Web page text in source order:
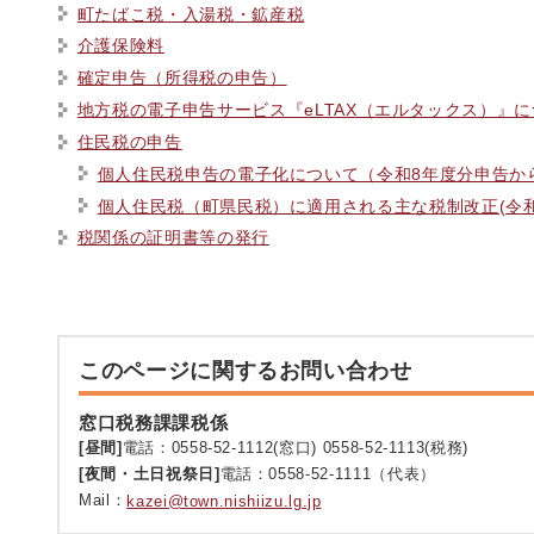
町たばこ税・入湯税・鉱産税
介護保険料
確定申告（所得税の申告）
地方税の電子申告サービス『eLTAX（エルタックス）』に
住民税の申告
個人住民税申告の電子化について（令和8年度分申告か
個人住民税（町県民税）に適用される主な税制改正(令
税関係の証明書等の発行
このページに関するお問い合わせ
窓口税務課課税係
[昼間]電話：0558-52-1112(窓口) 0558-52-1113(税務)
[夜間・土日祝祭日]電話：0558-52-1111（代表）
Mail：kazei@town.nishiizu.lg.jp